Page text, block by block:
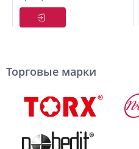
80мм,
Pobedit
Торговые марки